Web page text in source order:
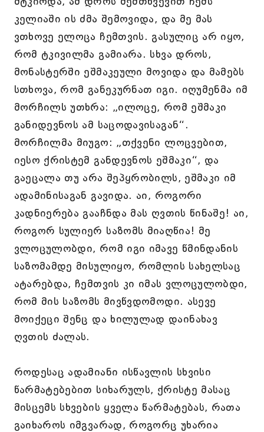
კელიაში ის ძმა შემოვიდა, და მე მას
ვთხოვე ელოცა ჩემთვის. გასულიც არ იყო,
რომ ტკივილმა გამიარა. სხვა დროს,
მონასტერში ეშმაკეული მოვიდა და მამებს
სთხოვა, რომ განეკურნათ იგი. იღუმენმა იმ
მორჩილს უთხრა: „ილოცე, რომ ეშმაკი
განიდევნოს ამ საცოდავისაგან“.
მორჩილმა მიუგო: „თქვენი ლოცვებით,
იესო ქრისტემ განდევნოს ეშმაკი“, და
გაეცალა თუ არა შეპყრობილს, ეშმაკი იმ
ადამინისაგან გავიდა. აი, როგორი
კადნიერება გააჩნდა მას ღვთის წინაშე! აი,
როგორ სულიერ საზომს მიაღწია! მე
ვლოცულობდი, რომ იგი იმავე წმინდანის
საზომამდე მისულიყო, რომლის სახელსაც
ატარებდა, ჩემთვის კი იმას ვლოცულობდი,
რომ მის საზომს მივწვდომოდი. ასევე
მოიქეცი შენც და ხილულად დაინახავ
ღვთის ძალას.
როდესაც ადამიანი ისწავლის სხვისი
წარმატებებით სიხარულს, ქრისტე მასაც
მისცემს სხვების ყველა წარმატებას, რათა
გაიხაროს იმგვარად, როგორც უხარია